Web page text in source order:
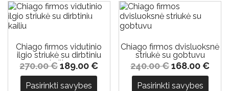
-30%
Chiago firmos vidutinio
ilgio striukė su dirbtiniu
kailiu
270.00€189.00€
Pasirinkti savybes
-30%
Chiago firmos dvisluoksnė
striukė su gobtuvu
240.00€168.00€
Pasirinkti savybes